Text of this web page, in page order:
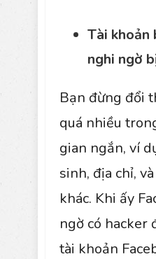
Tài khoản
nghi ngờ
Bạn đừng đổi
quá nhiều
gian ngắn, ví
sinh, địa chỉ,
khác. Khi ấy
ngờ có hacker
tài khoản